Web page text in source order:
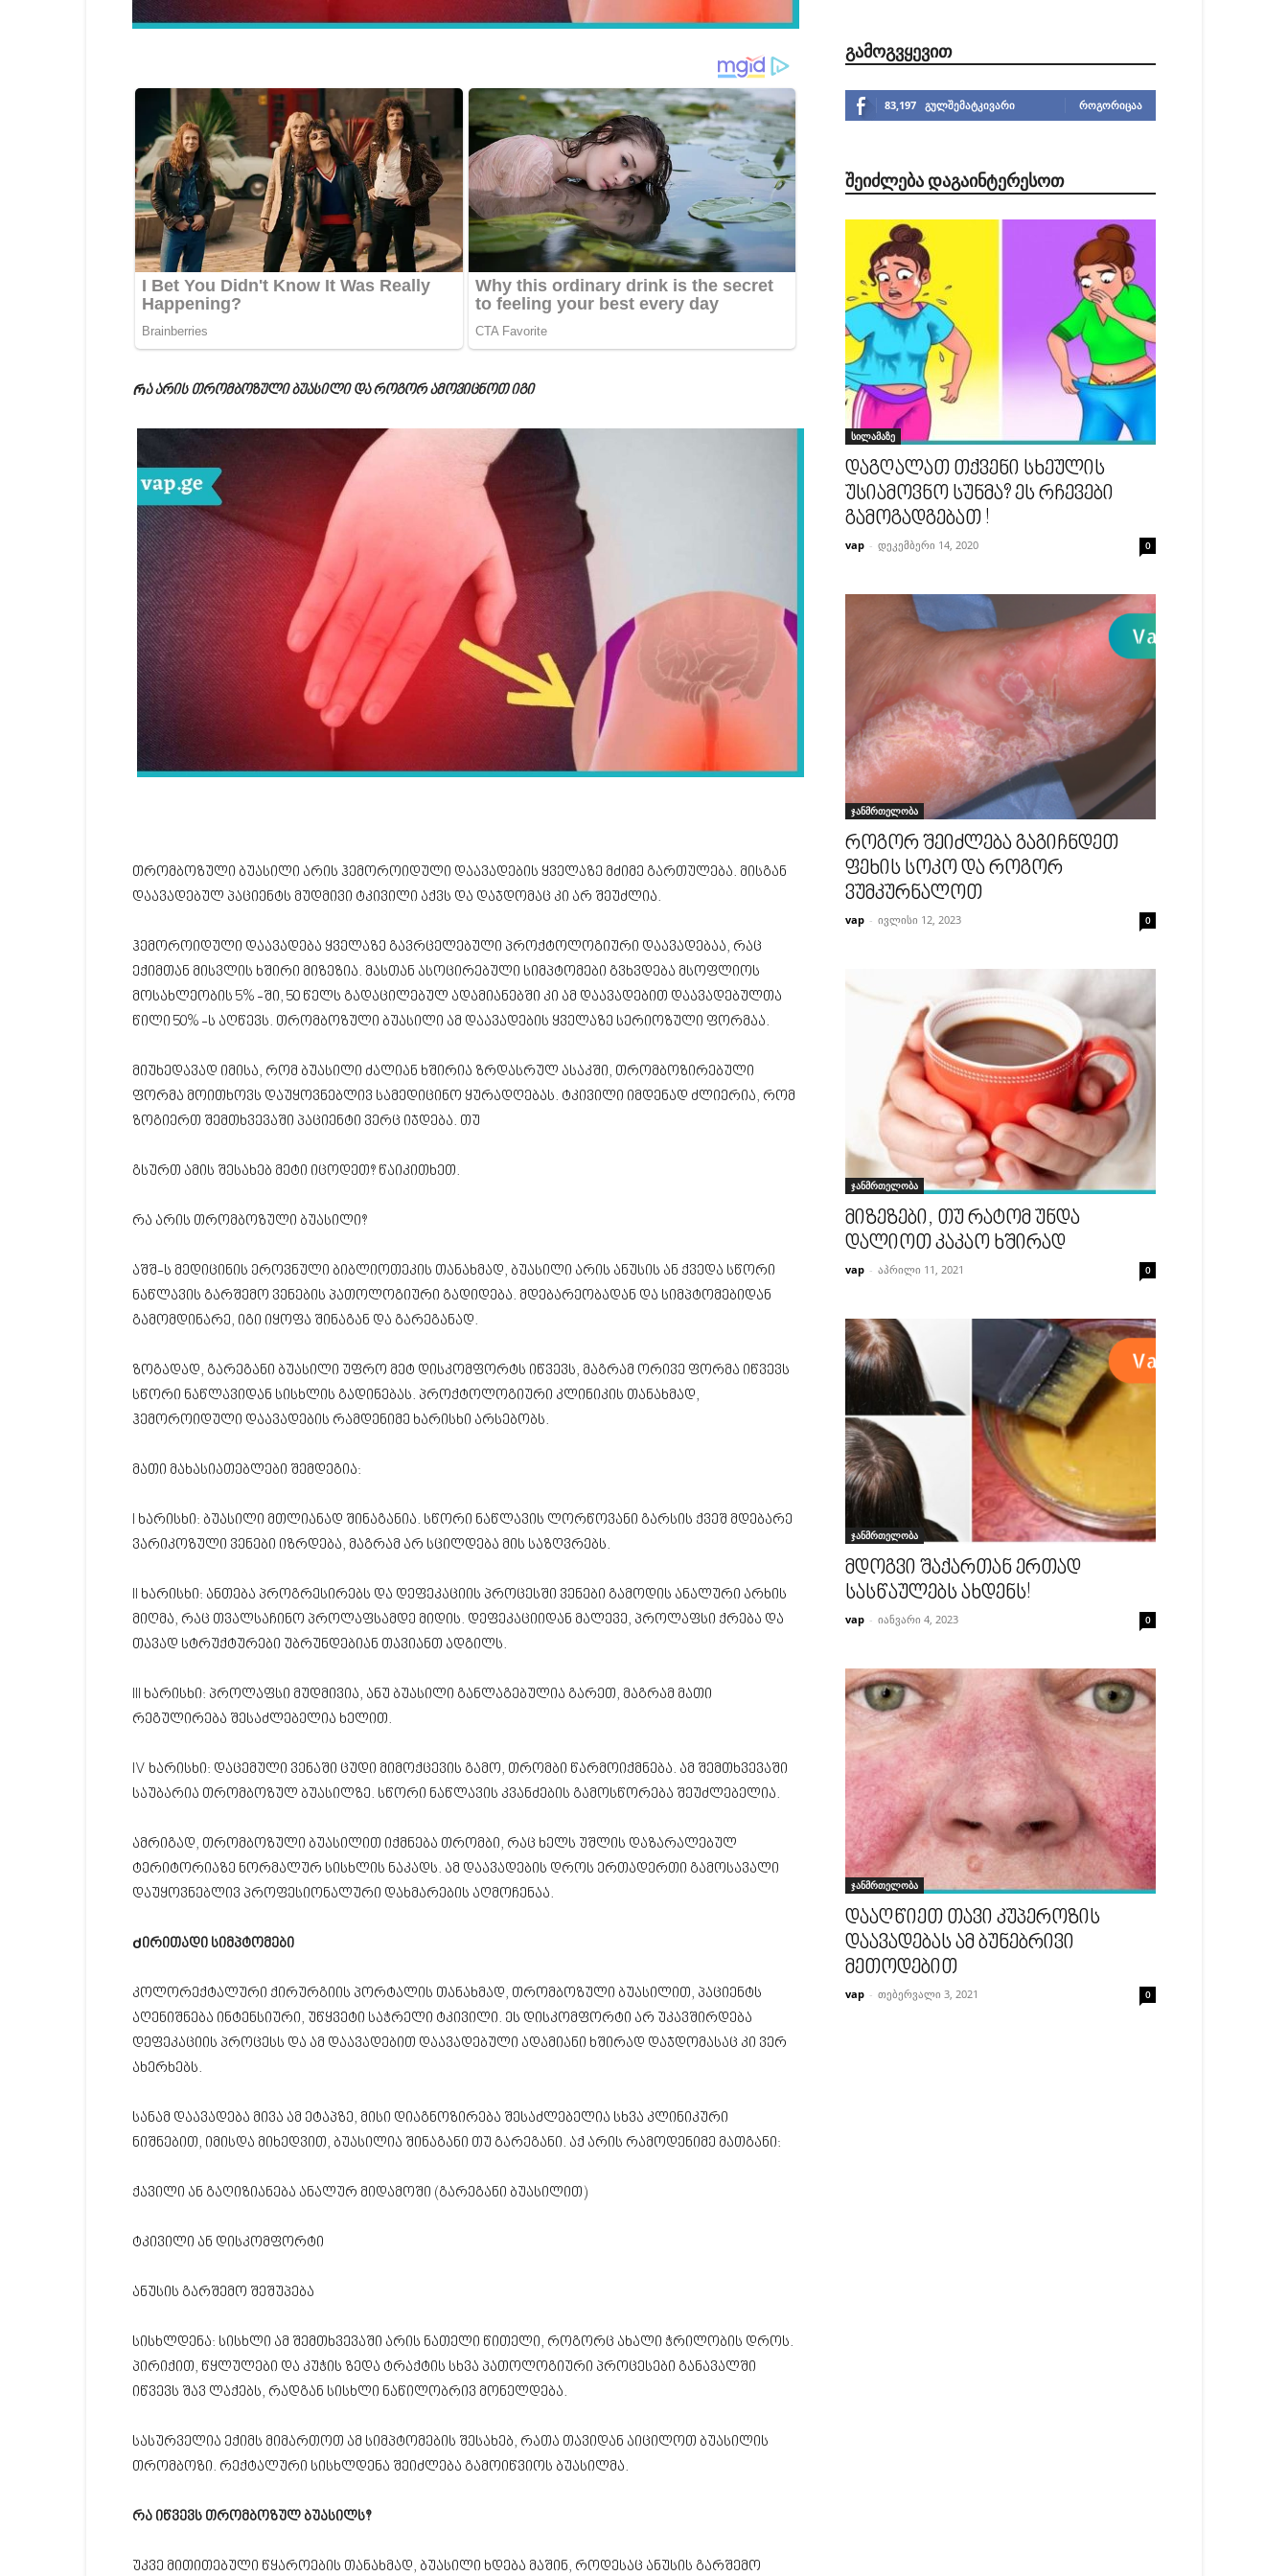
Რა არის თრომბოზული ბუასილი და როგორ ამოვიცნოთ იგი
თრომბოზული ბუასილი არის ჰემოროიდული დაავადების ყველაზე მძიმე გართულება. მისგან
დაავადებულ პაციენტს მუდმივი ტკივილი აქვს და დაჯდომაც კი არ შეუძლია.
ჰემოროიდული დაავადება ყველაზე გავრცელებული პროქტოლოგიური დაავადებაა, რაც
ექიმთან მისვლის ხშირი მიზეზია. მასთან ასოცირებული სიმპტომები გვხვდება მსოფლიოს
მოსახლეობის 5% -ში, 50 წელს გადაცილებულ ადამიანებში კი ამ დაავადებით დაავადებულთა
წილი 50% -ს აღწევს. თრომბოზული ბუასილი ამ დაავადების ყველაზე სერიოზული ფორმაა.
მიუხედავად იმისა, რომ ბუასილი ძალიან ხშირია ზრდასრულ ასაკში, თრომბოზირებული
ფორმა მოითხოვს დაუყოვნებლივ სამედიცინო ყურადღებას. ტკივილი იმდენად ძლიერია, რომ
ზოგიერთ შემთხვევაში პაციენტი ვერც იჯდება. თუ
გსურთ ამის შესახებ მეტი იცოდეთ? წაიკითხეთ.
რა არის თრომბოზული ბუასილი?
აშშ-ს მედიცინის ეროვნული ბიბლიოთეკის თანახმად, ბუასილი არის ანუსის ან ქვედა სწორი
ნაწლავის გარშემო ვენების პათოლოგიური გადიდება. მდებარეობადან და სიმპტომებიდან
გამომდინარე, იგი იყოფა შინაგან და გარეგანად.
ზოგადად, გარეგანი ბუასილი უფრო მეტ დისკომფორტს იწვევს, მაგრამ ორივე ფორმა იწვევს
სწორი ნაწლავიდან სისხლის გადინებას. პროქტოლოგიური კლინიკის თანახმად,
ჰემოროიდული დაავადების რამდენიმე ხარისხი არსებობს.
მათი მახასიათებლები შემდეგია:
I ხარისხი: ბუასილი მთლიანად შინაგანია. სწორი ნაწლავის ლორწოვანი გარსის ქვეშ მდებარე
ვარიკოზული ვენები იზრდება, მაგრამ არ სცილდება მის საზღვრებს.
II ხარისხი: ანთება პროგრესირებს და დეფეკაციის პროცესში ვენები გამოდის ანალური არხის
მიღმა, რაც თვალსაჩინო პროლაფსამდე მიდის. დეფეკაციიდან მალევე, პროლაფსი ქრება და
თავად სტრუქტურები უბრუნდებიან თავიანთ ადგილს.
III ხარისხი: პროლაფსი მუდმივია, ანუ ბუასილი განლაგებულია გარეთ, მაგრამ მათი
რეგულირება შესაძლებელია ხელით.
IV ხარისხი: დაცემული ვენაში ცუდი მიმოქცევის გამო, თრომბი წარმოიქმნება. ამ შემთხვევაში
საუბარია თრომბოზულ ბუასილზე. სწორი ნაწლავის კვანძების გამოსწორება შეუძლებელია.
ამრიგად, თრომბოზული ბუასილით იქმნება თრომბი, რაც ხელს უშლის დაზარალებულ
ტერიტორიაზე ნორმალურ სისხლის ნაკადს. ამ დაავადების დროს ერთადერთი გამოსავალი
დაუყოვნებლივ პროფესიონალური დახმარების აღმოჩენაა.
Ძირითადი სიმპტომები
კოლორექტალური ქირურგიის პორტალის თანახმად, თრომბოზული ბუასილით, პაციენტს
აღენიშნება ინტენსიური, უწყვეტი საჭრელი ტკივილი. ეს დისკომფორტი არ უკავშირდება
დეფეკაციის პროცესს და ამ დაავადებით დაავადებული ადამიანი ხშირად დაჯდომასაც კი ვერ
ახერხებს.
სანამ დაავადება მივა ამ ეტაპზე, მისი დიაგნოზირება შესაძლებელია სხვა კლინიკური
ნიშნებით, იმისდა მიხედვით, ბუასილია შინაგანი თუ გარეგანი. აქ არის რამოდენიმე მათგანი:
ქავილი ან გაღიზიანება ანალურ მიდამოში (გარეგანი ბუასილით)
ტკივილი ან დისკომფორტი
ანუსის გარშემო შეშუპება
სისხლდენა: სისხლი ამ შემთხვევაში არის ნათელი წითელი, როგორც ახალი ჭრილობის დროს.
პირიქით, წყლულები და კუჭის ზედა ტრაქტის სხვა პათოლოგიური პროცესები განავალში
იწვევს შავ ლაქებს, რადგან სისხლი ნაწილობრივ მონელდება.
სასურველია ექიმს მიმართოთ ამ სიმპტომების შესახებ, რათა თავიდან აიცილოთ ბუასილის
თრომბოზი. რექტალური სისხლდენა შეიძლება გამოიწვიოს ბუასილმა.
რა იწვევს თრომბოზულ ბუასილს?
უკვე მითითებული წყაროების თანახმად, ბუასილი ხდება მაშინ, როდესაც ანუსის გარშემო
ᲒᲐᲛᲝᲒᲕᲧᲔᲕᲘᲗ
83,197 გულშემატკივარი ᲠᲝᲒᲝᲠᲘᲪᲐᲐ
ᲨᲔᲘᲫᲚᲔᲑᲐ ᲓᲐᲒᲐᲘᲜᲢᲔᲠᲔᲡᲝᲗ
სილამაზე
დაგღალათ თქვენი სხეულის
უსიამოვნო სუნმა? ეს რჩევები
გამოგადგებათ !
vap - დეკემბერი 14, 2020 0
ჯანმრთელობა
როგორ შეიძლება გაგიჩნდეთ
ფეხის სოკო და როგორ
ვუმკურნალოთ
vap - ივლისი 12, 2023 0
ჯანმრთელობა
მიზეზები, თუ რატომ უნდა
დალიოთ კაკაო ხშირად
vap - აპრილი 11, 2021 0
ჯანმრთელობა
მდოგვი შაქართან ერთად
სასწაულებს ახდენს!
vap - იანვარი 4, 2023 0
ჯანმრთელობა
დააღწიეთ თავი კუპეროზის
დაავადებას ამ ბუნებრივი
მეთოდებით
vap - თებერვალი 3, 2021 0